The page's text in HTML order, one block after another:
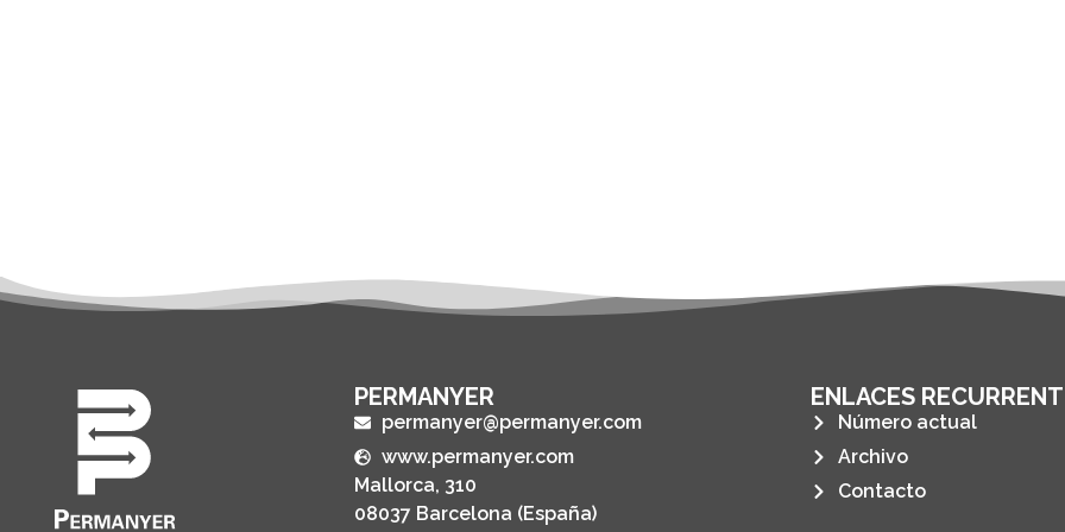
PERMANYER
permanyer@permanyer.com
www.permanyer.com
Mallorca, 310
08037 Barcelona (España)
ENLACES
Número actual
Archivo
Contacto